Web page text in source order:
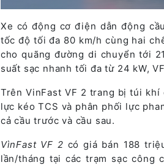
Xe có động cơ điện dẫn động
tốc độ tối đa 80 km/h cùng hai
cho quãng đường di chuyển tới
suất sạc nhanh tối đa từ 24 kW,
Trên VinFast VF 2 trang bị túi
lực kéo TCS và phân phối lực
cả cầu trước và cầu sau.
VìnFast VF 2 có giá bán 188
lần/tháng tại các trạm sạc công